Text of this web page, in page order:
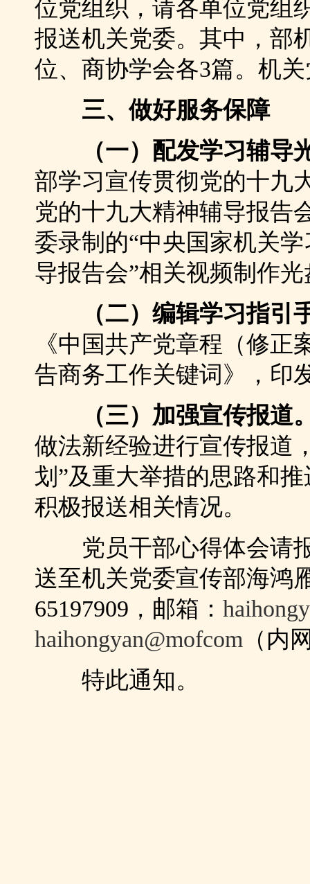
位党组织，请各单位党组
报送机关党委。其中，部
位、商协学会各3篇。机
三、做好服务保障
（一）配发学习辅导
部学习宣传贯彻党的十九
党的十九大精神辅导报告
委录制的“中央国家机关
导报告会”相关视频制作
（二）编辑学习指引
《中国共产党章程（修
告商务工作关键词》，印
（三）加强宣传报道
做法新经验进行宣传报道
划”及重大举措的思路和
积极报送相关情况。
党员干部心得体会请报
送至机关党委宣传部海鸿
65197909，邮箱：
haihongyan@mofcom （内
特此通知。